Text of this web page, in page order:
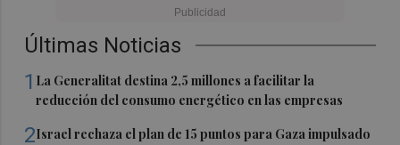
Últimas Noticias
1 La Generalitat destina 2,5 millones a facilitar la
reducción del consumo energético en las empresas
2Israel rechaza el plan de 15 puntos para Gaza impulsado